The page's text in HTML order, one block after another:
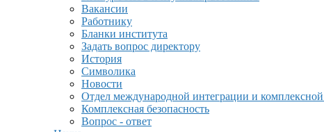
Вакансии
Работнику
Бланки института
Задать вопрос директору
История
Символика
Новости
Отдел международной интеграции и комплексной
Комплексная безопасность
Вопрос - ответ